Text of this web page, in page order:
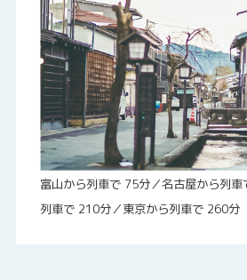
富山から列車で 75分／名古屋から列
列車で 210分／東京から列車で 260分